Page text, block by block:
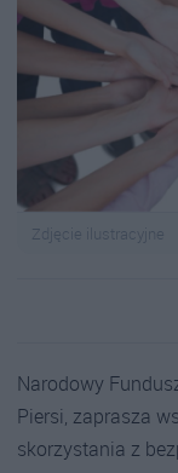
Zdjęcie ilustracyjne
Narodowy
Piersi, zaprasza
skorzystania z